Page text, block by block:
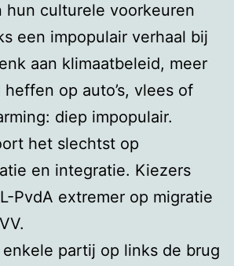
hun culturele voorkeuren
een impopulair verhaal bij
aan klimaatbeleid, meer
op auto’s, vlees of
diep impopulair.
het slechtst op
en integratie. Kiezers
PvdA extremer op migratie
partij op links de brug